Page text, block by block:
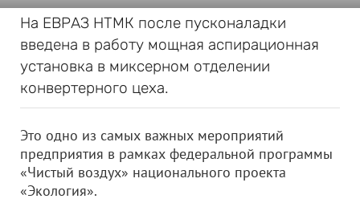
На ЕВРАЗ НТМК после пусконаладки
введена в работу мощная аспирационная
установка в миксерном отделении
конвертерного цеха.
Это одно из самых важных мероприятий
предприятия в рамках федеральной программы
«Чистый воздух» национального проекта
«Экология».